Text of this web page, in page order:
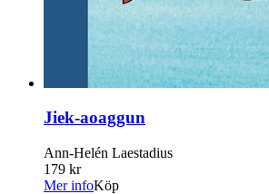
Jiek-aoaggun
Ann-Helén Laestadius
179 kr
Mer infoKöp